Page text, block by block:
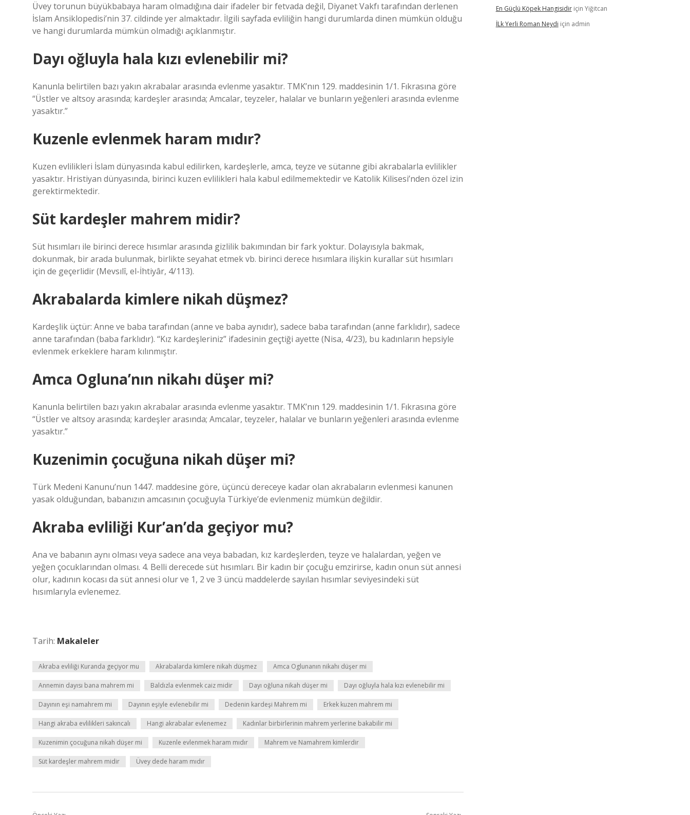
Üvey torunun büyükbabaya haram olmadığına dair ifadeler bir fetvada değil, Diyanet Vakfı tarafından derlenen
İslam Ansiklopedisi’nin 37. cildinde yer almaktadır. İlgili sayfada evliliğin hangi durumlarda dinen mümkün olduğu
ve hangi durumlarda mümkün olmadığı açıklanmıştır.
Dayı oğluyla hala kızı evlenebilir mi?
Kanunla belirtilen bazı yakın akrabalar arasında evlenme yasaktır. TMK’nın 129. maddesinin 1/1. Fıkrasına göre
“Üstler ve altsoy arasında; kardeşler arasında; Amcalar, teyzeler, halalar ve bunların yeğenleri arasında evlenme
yasaktır.”
Kuzenle evlenmek haram mıdır?
Kuzen evlilikleri İslam dünyasında kabul edilirken, kardeşlerle, amca, teyze ve sütanne gibi akrabalarla evlilikler
yasaktır. Hristiyan dünyasında, birinci kuzen evlilikleri hala kabul edilmemektedir ve Katolik Kilisesi’nden özel izin
gerektirmektedir.
Süt kardeşler mahrem midir?
Süt hısımları ile birinci derece hısımlar arasında gizlilik bakımından bir fark yoktur. Dolayısıyla bakmak,
dokunmak, bir arada bulunmak, birlikte seyahat etmek vb. birinci derece hısımlara ilişkin kurallar süt hısımları
için de geçerlidir (Mevsılî, el-İhtiyâr, 4/113).
Akrabalarda kimlere nikah düşmez?
Kardeşlik üçtür: Anne ve baba tarafından (anne ve baba aynıdır), sadece baba tarafından (anne farklıdır), sadece
anne tarafından (baba farklıdır). “Kız kardeşleriniz” ifadesinin geçtiği ayette (Nisa, 4/23), bu kadınların hepsiyle
evlenmek erkeklere haram kılınmıştır.
Amca Ogluna’nın nikahı düşer mi?
Kanunla belirtilen bazı yakın akrabalar arasında evlenme yasaktır. TMK’nın 129. maddesinin 1/1. Fıkrasına göre
“Üstler ve altsoy arasında; kardeşler arasında; Amcalar, teyzeler, halalar ve bunların yeğenleri arasında evlenme
yasaktır.”
Kuzenimin çocuğuna nikah düşer mi?
Türk Medeni Kanunu’nun 1447. maddesine göre, üçüncü dereceye kadar olan akrabaların evlenmesi kanunen
yasak olduğundan, babanızın amcasının çocuğuyla Türkiye’de evlenmeniz mümkün değildir.
Akraba evliliği Kur’an’da geçiyor mu?
Ana ve babanın aynı olması veya sadece ana veya babadan, kız kardeşlerden, teyze ve halalardan, yeğen ve
yeğen çocuklarından olması. 4. Belli derecede süt hısımları. Bir kadın bir çocuğu emzirirse, kadın onun süt annesi
olur, kadının kocası da süt annesi olur ve 1, 2 ve 3 üncü maddelerde sayılan hısımlar seviyesindeki süt
hısımlarıyla evlenemez.
Tarih: Makaleler
Akraba evliliği Kuranda geçiyor mu Akrabalarda kimlere nikah düşmez Amca Oglunanın nikahı düşer mi
Annemin dayısı bana mahrem mi Baldızla evlenmek caiz midir Dayı oğluna nikah düşer mi Dayı oğluyla hala kızı evlenebilir mi
Dayının eşi namahrem mi Dayının eşiyle evlenebilir mi Dedenin kardeşi Mahrem mi Erkek kuzen mahrem mi
Hangi akraba evlilikleri sakıncalı Hangi akrabalar evlenemez Kadınlar birbirlerinin mahrem yerlerine bakabilir mi
Kuzenimin çocuğuna nikah düşer mi Kuzenle evlenmek haram mıdır Mahrem ve Namahrem kimlerdir
Süt kardeşler mahrem midir Üvey dede haram mıdır
En Güçlü Köpek Hangisidiriçin Yiğitcan
İLk Yerli Roman Neydi için admin